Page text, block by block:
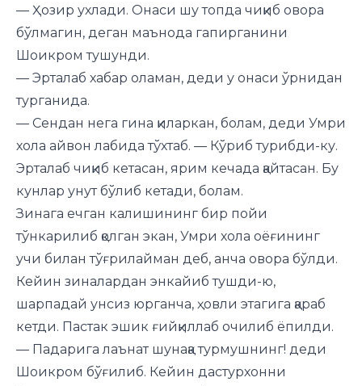
— Ҳозир ухлади. Онаси шу топда чиқиб овора
бўлмагин, деган маънода гапирганини
Шоикром тушунди.
— Эрталаб хабар оламан, деди у онаси ўрнидан
турганида.
— Сендан нега гина қиларкан, болам, деди Умри
хола айвон лабида тўхтаб. — Кўриб турибди-ку.
Эрталаб чиқиб кетасан, ярим кечада қайтасан. Бу
кунлар унут бўлиб кетади, болам.
Зинага ечган калишининг бир пойи
тўнкарилиб қолган экан, Умри хола оёғининг
учи билан тўғрилайман деб, анча овора бўлди.
Кейин зиналардан энкайиб тушди-ю,
шарпадай унсиз юрганча, ҳовли этагига қараб
кетди. Пастак эшик ғийқиллаб очилиб ёпилди.
— Падарига лаънат шунақа турмушнинг! деди
Шоикром бўғилиб. Кейин дастурхонни